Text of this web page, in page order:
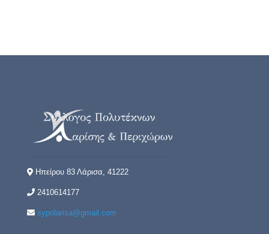
Ηπείρου 83 Λάρισα, 41222
2410614177
sypolarisa@gmail.com